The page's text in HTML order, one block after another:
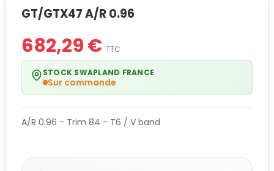
GT/GTX47 A/R 0.96
682,29 € TTC
STOCK SWAPLAND FRANCE
Sur commande
A/R 0.96 - Trim 84 - T6 / V band